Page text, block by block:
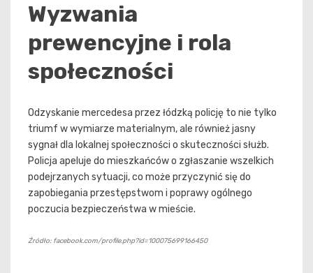
Wyzwania
prewencyjne i rola
społeczności
Odzyskanie mercedesa przez łódzką policję to nie tylko
triumf w wymiarze materialnym, ale również jasny
sygnał dla lokalnej społeczności o skuteczności służb.
Policja apeluje do mieszkańców o zgłaszanie wszelkich
podejrzanych sytuacji, co może przyczynić się do
zapobiegania przestępstwom i poprawy ogólnego
poczucia bezpieczeństwa w mieście.
Źródło: facebook.com/profile.php?id=100075699166450